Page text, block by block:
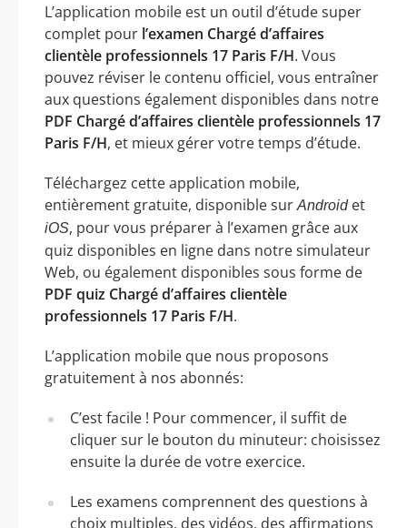
L’application mobile est un outil d’étude super
complet pour l’examen Chargé d’affaires
clientèle professionnels 17 Paris F/H. Vous
pouvez réviser le contenu officiel, vous entraîner
aux questions également disponibles dans notre
PDF Chargé d’affaires clientèle professionnels 17
Paris F/H, et mieux gérer votre temps d’étude.
Téléchargez cette application mobile,
entièrement gratuite, disponible surAndroidet
iOS, pour vous préparer à l’examen grâce aux
quiz disponibles en ligne dans notre simulateur
Web, ou également disponibles sous forme de
PDF quiz Chargé d’affaires clientèle
professionnels 17 Paris F/H.
L’application mobile que nous proposons
gratuitement à nos abonnés:
C’est facile ! Pour commencer, il suffit de
cliquer sur le bouton du minuteur: choisissez
ensuite la durée de votre exercice.
Les examens comprennent des questions à
choix multiples, des vidéos, des affirmations